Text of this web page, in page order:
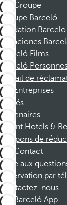
Groupe
Groupe Barceló
Fondation Barcelo
Vacaciones
Barceló Films
Barceló
Portail de
Entreprises
Affiliés
Partenaires
Dorint Hotels &
Coupons de
Contact
Foire aux
Réservation par
Contactez-nous
Barceló App